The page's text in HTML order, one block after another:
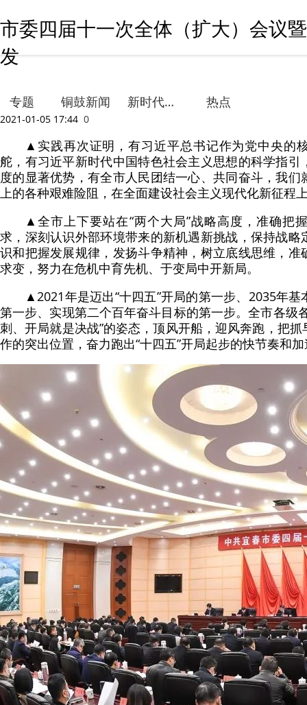
市委四届十一次全体（扩大）会议
发
专题 铜鼓新闻 新时代文明实践 热点
2021-01-05 17:44 0
▲实践再次证明，有习近平总书记作为党中央的
舵，有习近平新时代中国特色社会主义思想的科学指引
度的显著优势，有全市人民团结一心、共同奋斗，我
上的各种艰难险阻，在全面建设社会主义现代化新征程
▲全市上下要站在“两个大局”战略高度，准确把
求，深刻认识外部环境带来的新机遇新挑战，保持战略
识和把握发展规律，发扬斗争精神，树立底线思维，准
求变，努力在危机中育先机、于变局中开新局。
▲2021年是迈出“十四五”开局的第一步、2035年
第一步、实现第二个百年奋斗目标的第一步。全市各级
刺、开局就是决战”的姿态，顶风开船，迎风奔跑，把
作的突出位置，奋力跑出“十四五”开局起步的快节奏和